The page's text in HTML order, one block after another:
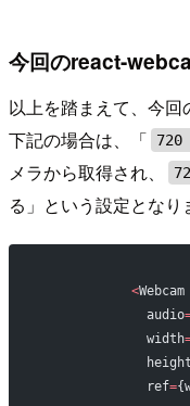
今回のreact-
以上を踏まえて、今
下記の場合は、「
メラから取得され、
る」という設定となり
            <
Webcam
              audio
              width
              height
              ref
=